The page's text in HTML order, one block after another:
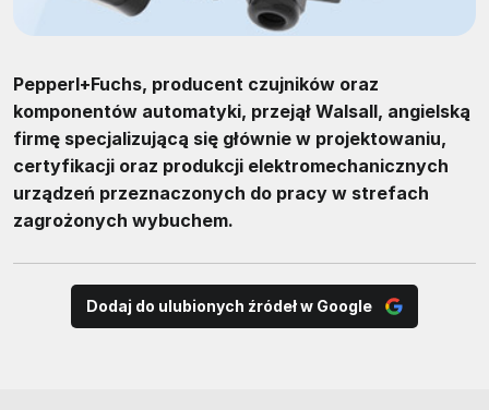
Pepperl+Fuchs, producent czujników oraz
komponentów automatyki, przejął Walsall, angielską
firmę specjalizującą się głównie w projektowaniu,
certyfikacji oraz produkcji elektromechanicznych
urządzeń przeznaczonych do pracy w strefach
zagrożonych wybuchem.
Dodaj do ulubionych źródeł w Google